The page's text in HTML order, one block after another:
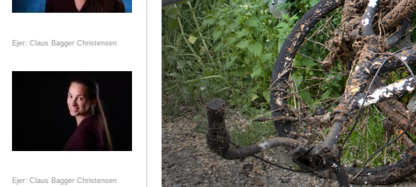
Ejer: Claus Bagger Christensen
Ejer: Claus Bagger Christensen